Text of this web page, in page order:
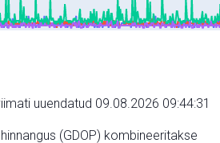
uuendatud 09.08.2026 09:44:31
(GDOP) kombineeritakse